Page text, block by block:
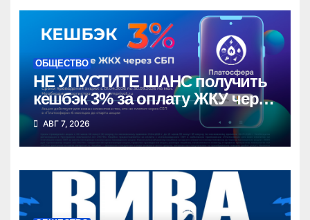
ОБЩЕСТВО
НЕ УПУСТИТЕ ШАНС получить
кешбэк 3% за оплату ЖКУ через
СБП в «Платосфере»
АВГ 7, 2026